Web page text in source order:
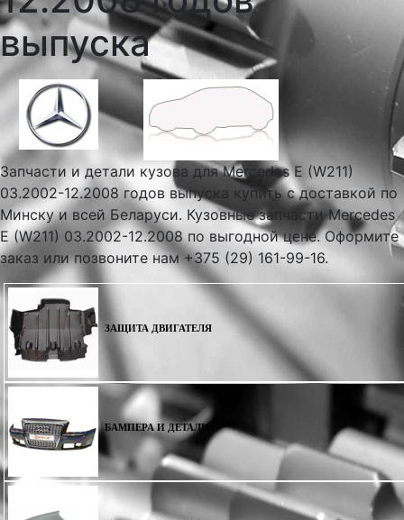
выпуска
Запчасти и детали кузова для Mercedes E (W211)
03.2002-12.2008 годов выпуска купить с доставкой по
Минску и всей Беларуси. Кузовные запчасти Mercedes
E (W211) 03.2002-12.2008 по выгодной цене. Оформите
заказ или позвоните нам +375 (29) 161-99-16.
ЗАЩИТА ДВИГАТЕЛЯ
БАМПЕРА И ДЕТАЛИ